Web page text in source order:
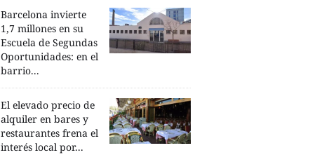
Barcelona invierte
1,7 millones en su
Escuela de Segundas
Oportunidades: en el
barrio...
El elevado precio de
alquiler en bares y
restaurantes frena el
interés local por...